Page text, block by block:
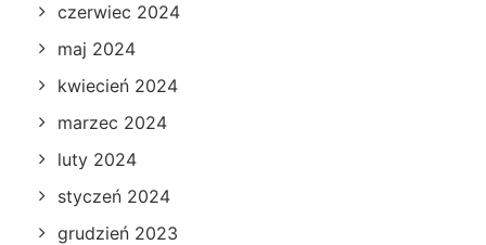
czerwiec 2024
maj 2024
kwiecień 2024
marzec 2024
luty 2024
styczeń 2024
grudzień 2023